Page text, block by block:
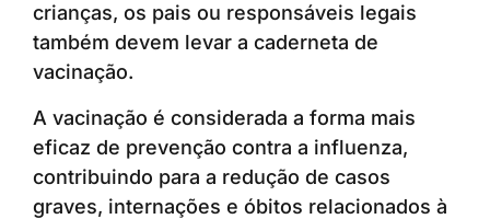
crianças, os pais ou responsáveis legais
também devem levar a caderneta de
vacinação.
A vacinação é considerada a forma mais
eficaz de prevenção contra a influenza,
contribuindo para a redução de casos
graves, internações e óbitos relacionados à